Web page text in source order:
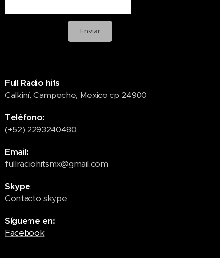
Enviar
Full Radio hits
Calkiní, Campeche, Mexico cp 24900
Teléfono:
(+52) 2293240480
Email:
fullradiohitsmx@gmail.com
Skype:
Contacto skype
Sígueme en:
Facebook